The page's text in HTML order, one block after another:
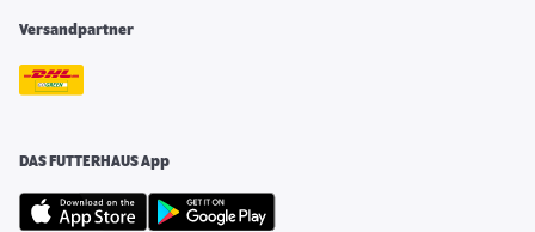
Versandpartner
DAS FUTTERHAUS App